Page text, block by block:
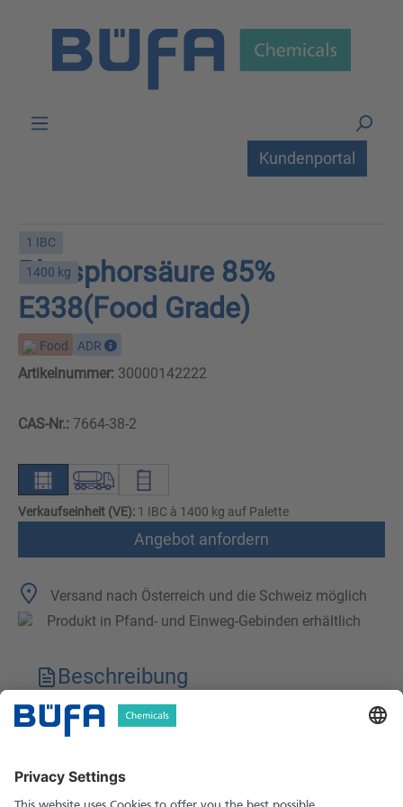
Kundenportal
1 IBC
1400 kg
Phosphorsäure 85%
E338(Food Grade)
Food ADR
Artikelnummer: 30000142222
CAS-Nr.: 7664-38-2
Verkaufseinheit (VE): 1 IBC à 1400 kg auf Palette
Angebot anfordern
Versand nach Österreich und die Schweiz möglich
Produkt in Pfand- und Einweg-Gebinden erhältlich
Beschreibung
Technische Merkmale
Sicherheitshinweise